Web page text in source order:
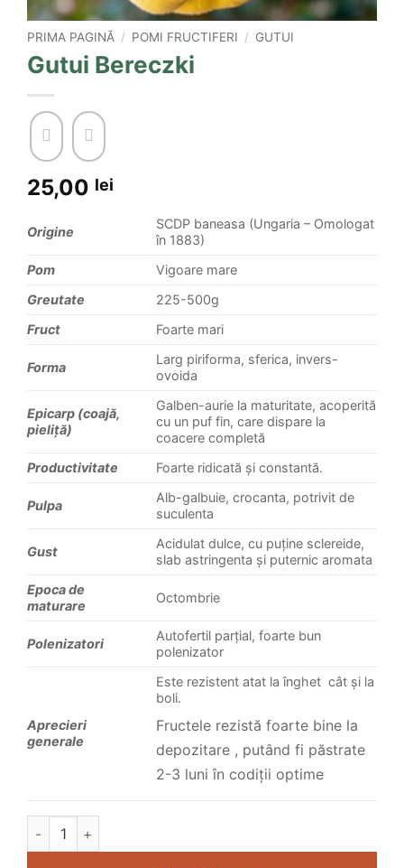
PRIMA PAGINĂ / POMI FRUCTIFERI / GUTUI
Gutui Bereczki
25,00 lei
Origine
SCDP baneasa (Ungaria – Omologat
în 1883)
Pom
Vigoare mare
Greutate
225-500g
Fruct
Foarte mari
Forma
Larg piriforma, sferica, invers-
ovoida
Epicarp (coajă,
pieliță)
Galben-aurie la maturitate, acoperită
cu un puf fin, care dispare la
coacere completă
Productivitate
Foarte ridicată și constantă.
Pulpa
Alb-galbuie, crocanta, potrivit de
suculenta
Gust
Acidulat dulce, cu puține sclereide,
slab astringenta și puternic aromata
Epoca de
maturare
Octombrie
Polenizatori
Autofertil parțial, foarte bun
polenizator
Aprecieri
generale
Este rezistent atat la înghet cât și la
boli.
Fructele rezistă foarte bine la
depozitare , putând fi păstrate
2-3 luni în codiții optime
Cantitate Gutui Bereczki